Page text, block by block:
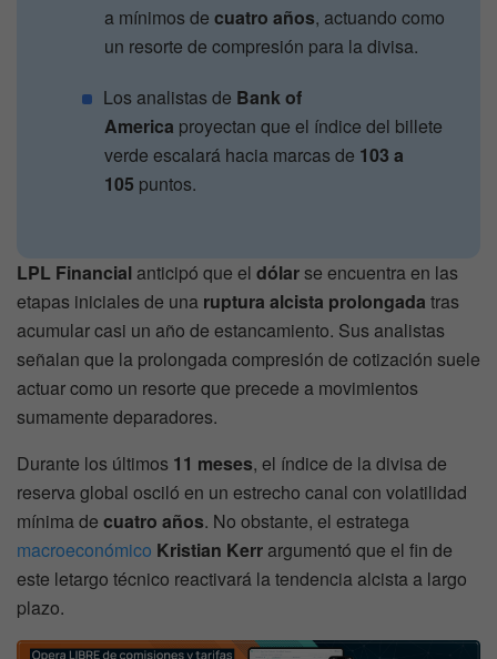
a mínimos decuatro años, actuando como
un resorte de compresión para la divisa.
Los analistas de Bank of
America proyectan que el índice del billete
verde escalará hacia marcas de 103 a
105 puntos.
LPL Financial anticipó que el dólarse encuentra en las
etapas iniciales de una ruptura alcista prolongada tras
acumular casi un año de estancamiento. Sus analistas
señalan que la prolongada compresión de cotización suele
actuar como un resorte que precede a movimientos
sumamente deparadores.
Durante los últimos 11 meses, el índice de la divisa de
reserva global osciló en un estrecho canal con volatilidad
mínima de cuatro años. No obstante, el estratega
macroeconómico Kristian Kerr argumentó que el fin de
este letargo técnico reactivará la tendencia alcista a largo
plazo.